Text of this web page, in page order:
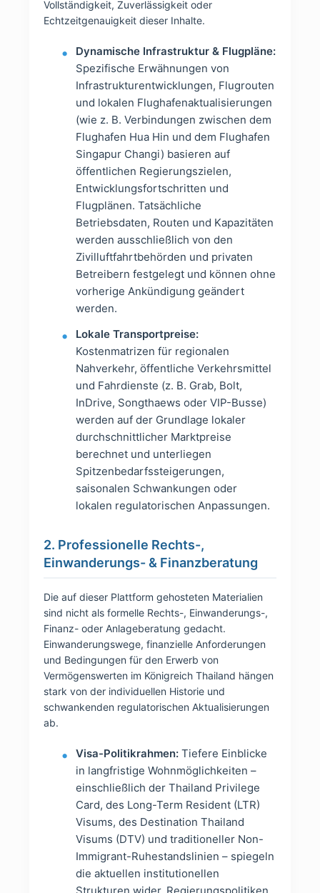
Vollständigkeit, Zuverlässigkeit oder
Echtzeitgenauigkeit dieser Inhalte.
Dynamische Infrastruktur & Flugpläne:
Spezifische Erwähnungen von
Infrastrukturentwicklungen, Flugrouten
und lokalen Flughafenaktualisierungen
(wie z. B. Verbindungen zwischen dem
Flughafen Hua Hin und dem Flughafen
Singapur Changi) basieren auf
öffentlichen Regierungszielen,
Entwicklungsfortschritten und
Flugplänen. Tatsächliche
Betriebsdaten, Routen und Kapazitäten
werden ausschließlich von den
Zivilluftfahrtbehörden und privaten
Betreibern festgelegt und können ohne
vorherige Ankündigung geändert
werden.
Lokale Transportpreise:
Kostenmatrizen für regionalen
Nahverkehr, öffentliche Verkehrsmittel
und Fahrdienste (z. B. Grab, Bolt,
InDrive, Songthaews oder VIP-Busse)
werden auf der Grundlage lokaler
durchschnittlicher Marktpreise
berechnet und unterliegen
Spitzenbedarfssteigerungen,
saisonalen Schwankungen oder
lokalen regulatorischen Anpassungen.
2. Professionelle Rechts-,
Einwanderungs- & Finanzberatung
Die auf dieser Plattform gehosteten Materialien
sind nicht als formelle Rechts-, Einwanderungs-,
Finanz- oder Anlageberatung gedacht.
Einwanderungswege, finanzielle Anforderungen
und Bedingungen für den Erwerb von
Vermögenswerten im Königreich Thailand hängen
stark von der individuellen Historie und
schwankenden regulatorischen Aktualisierungen
ab.
Visa-Politikrahmen: Tiefere Einblicke
in langfristige Wohnmöglichkeiten –
einschließlich der Thailand Privilege
Card, des Long-Term Resident (LTR)
Visums, des Destination Thailand
Visums (DTV) und traditioneller Non-
Immigrant-Ruhestandslinien – spiegeln
die aktuellen institutionellen
Strukturen wider. Regierungspolitiken,